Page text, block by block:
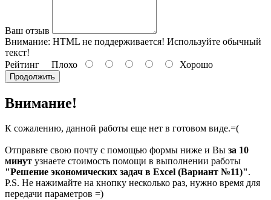
Ваш отзыв
Внимание: HTML не поддерживается! Используйте обычный
текст!
Рейтинг Плохо Хорошо
Продолжить
Внимание!
К сожалению, данной работы еще нет в готовом виде.=(
Отправьте свою почту с помощью формы ниже и Вы за 10
минут узнаете стоимость помощи в выполнении работы
"Решение экономических задач в Excel (Вариант №11)".
P.S. Не нажимайте на кнопку несколько раз, нужно время для
передачи параметров =)